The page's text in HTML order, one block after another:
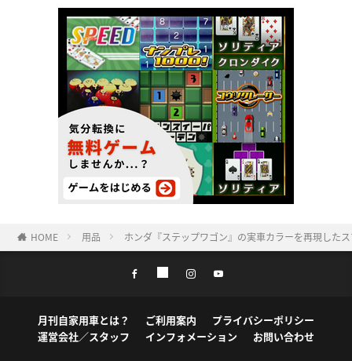
HOME 用品 ホンダ『ステップワゴン』の実車カラーを再現した
月刊自家用車とは？ ご利用案内
プライバシーポリシー
運営会社／スタッフ
インフォメーション お問い合わせ